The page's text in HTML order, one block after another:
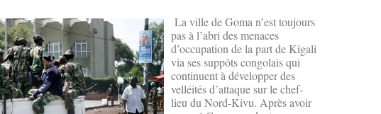
La ville de Goma n’est toujours
pas à l’abri des menaces
d’occupation de la part de Kigali
via ses suppôts congolais qui
continuent à développer des
velléités d’attaque sur le chef-
lieu du Nord-Kivu. Après avoir